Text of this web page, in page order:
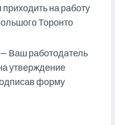
на работу
Торонто
— Ваш работодатель
утверждение
форму